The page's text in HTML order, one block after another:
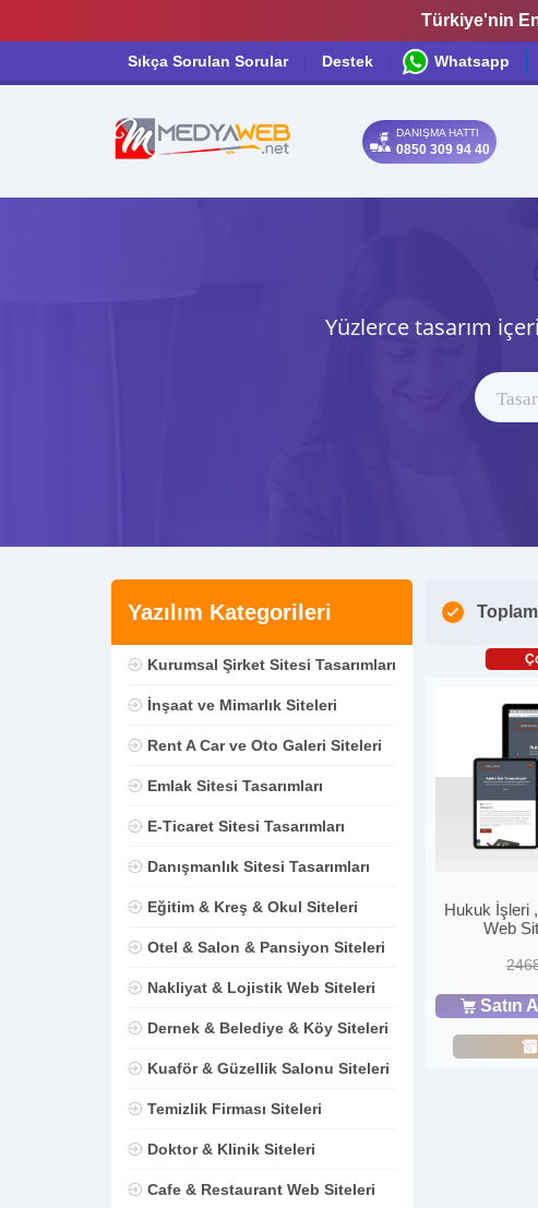
Türkiye'nin
Sıkça Sorulan Sorular Destek Whatsapp
DANIŞMA HATTI
0850 309 94 40
Yüzlerce tasarım
Yazılım Kategorileri
Kurumsal Şirket Sitesi Tasarımları
İnşaat ve Mimarlık Siteleri
Rent A Car ve Oto Galeri Siteleri
Emlak Sitesi Tasarımları
E-Ticaret Sitesi Tasarımları
Danışmanlık Sitesi Tasarımları
Eğitim & Kreş & Okul Siteleri
Otel & Salon & Pansiyon Siteleri
Nakliyat & Lojistik Web Siteleri
Dernek & Belediye & Köy Siteleri
Kuaför & Güzellik Salonu Siteleri
Temizlik Firması Siteleri
Doktor & Klinik Siteleri
Cafe & Restaurant Web Siteleri
Toplam
Hukuk İşleri
Web
Satın Al